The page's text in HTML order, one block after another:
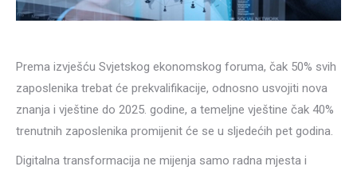
Prema izvješću Svjetskog ekonomskog foruma, čak 50% svih
zaposlenika trebat će prekvalifikacije, odnosno usvojiti nova
znanja i vještine do 2025. godine, a temeljne vještine čak 40%
trenutnih zaposlenika promijenit će se u sljedećih pet godina.
Digitalna transformacija ne mijenja samo radna mjesta i